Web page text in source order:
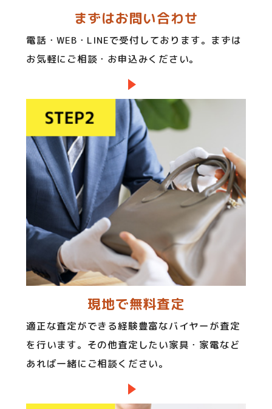
まずはお問い合わせ
電話・WEB・LINEで受付しております。まずは
お気軽にご相談・お申込みください。
現地で無料査定
適正な査定ができる経験豊富なバイヤーが査定
を行います。その他査定したい家具・家電など
あれば一緒にご相談ください。